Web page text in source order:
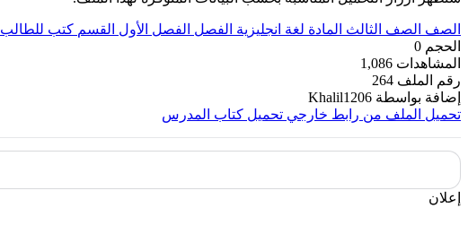
الصف الصف الثالث المادة لغة انجليزية الفصل الفصل الأول القسم كتب للطالب
الحجم 0
المشاهدات 1,086
رقم الملف 264
إضافة بواسطة Khalil1206
تحميل الملف من رابط خارجي تحميل كتاب المدرس
إعلان